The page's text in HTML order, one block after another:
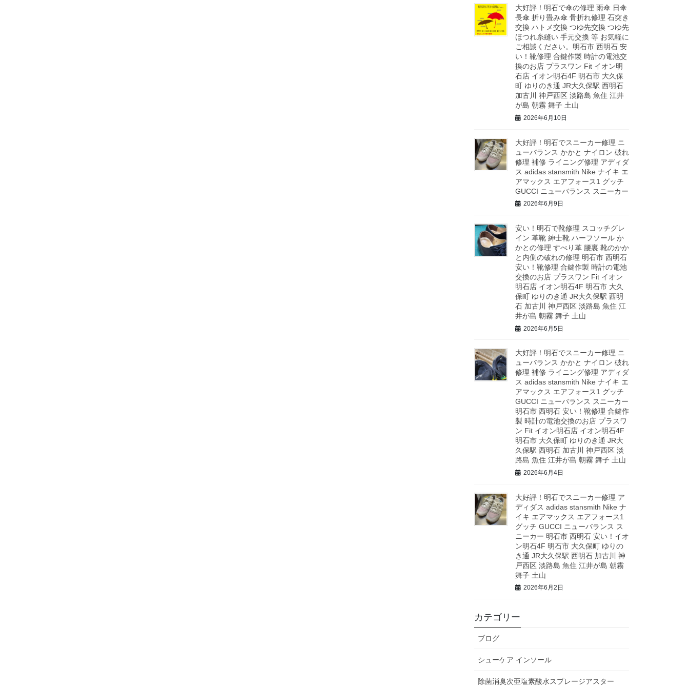
大好評！明石で傘の修理 雨傘 日傘
長傘 折り畳み傘 骨折れ修理 石突き
交換 ハトメ交換 つゆ先交換 つゆ先
ほつれ糸縫い 手元交換 等 お気軽に
ご相談ください。明石市 西明石 安
い！靴修理 合鍵作製 時計の電池交
換のお店 プラスワン Fit イオン明
石店 イオン明石4F 明石市 大久保
町 ゆりのき通 JR大久保駅 西明石
加古川 神戸西区 淡路島 魚住 江井
が島 朝霧 舞子 土山
2026年6月10日
大好評！明石でスニーカー修理 ニ
ューバランス かかと ナイロン 破れ
修理 補修 ライニング修理 アディダ
ス adidas stansmith Nike ナイキ エ
アマックス エアフォース1 グッチ
GUCCI ニューバランス スニーカー
2026年6月9日
安い！明石で靴修理 スコッチグレ
イン 革靴 紳士靴 ハーフソール か
かとの修理 すべり革 腰裏 靴のかか
と内側の破れの修理 明石市 西明石
安い！靴修理 合鍵作製 時計の電池
交換のお店 プラスワン Fit イオン
明石店 イオン明石4F 明石市 大久
保町 ゆりのき通 JR大久保駅 西明
石 加古川 神戸西区 淡路島 魚住 江
井が島 朝霧 舞子 土山
2026年6月5日
大好評！明石でスニーカー修理 ニ
ューバランス かかと ナイロン 破れ
修理 補修 ライニング修理 アディダ
ス adidas stansmith Nike ナイキ エ
アマックス エアフォース1 グッチ
GUCCI ニューバランス スニーカー
明石市 西明石 安い！靴修理 合鍵作
製 時計の電池交換のお店 プラスワ
ン Fit イオン明石店 イオン明石4F
明石市 大久保町 ゆりのき通 JR大
久保駅 西明石 加古川 神戸西区 淡
路島 魚住 江井が島 朝霧 舞子 土山
2026年6月4日
大好評！明石でスニーカー修理 ア
ディダス adidas stansmith Nike ナ
イキ エアマックス エアフォース1
グッチ GUCCI ニューバランス ス
ニーカー 明石市 西明石 安い！イオ
ン明石4F 明石市 大久保町 ゆりの
き通 JR大久保駅 西明石 加古川 神
戸西区 淡路島 魚住 江井が島 朝霧
舞子 土山
2026年6月2日
カテゴリー
ブログ
シューケア インソール
除菌消臭次亜塩素酸水スプレージアスター